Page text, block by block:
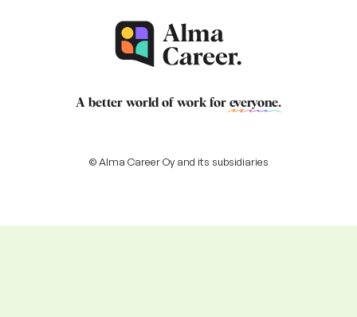
A better world of work for everyone.
© Alma Career Oy and its subsidiaries